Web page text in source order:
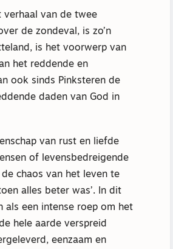
verhaal van de twee
de zondeval, is zo’n
is het voorwerp van
het reddende en
ook sinds Pinksteren de
daden van God in
van rust en liefde
of levensbedreigende
chaos van het leven te
alles beter was’. In dit
als een intense roep om het
hele aarde verspreid
eenzaam en